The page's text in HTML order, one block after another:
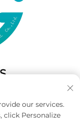
our services.
click Personalize